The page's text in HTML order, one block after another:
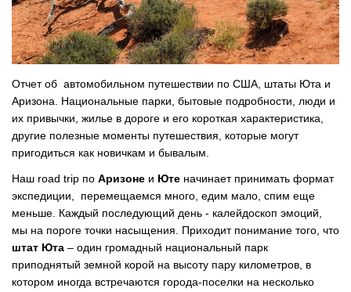
Отчет об автомобильном путешествии по США, штаты Юта и
Аризона. Национальные парки, бытовые подробности, люди и
их привычки, жилье в дороге и его короткая характеристика,
другие полезные моменты путешествия, которые могут
пригодиться как новичкам и бывалым.
Наш road trip по Аризоне и Юте начинает принимать формат
экспедиции, перемещаемся много, едим мало, спим еще
меньше. Каждый последующий день - калейдоскоп эмоций,
мы на пороге точки насыщения. Приходит понимание того, что
штат Юта – один громадный национальный парк
приподнятый земной корой на высоту пару километров, в
котором иногда встречаются города-поселки на несколько